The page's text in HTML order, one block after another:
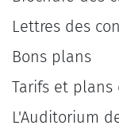
Lettres des
Bons plans
Tarifs et plans
L'Auditorium